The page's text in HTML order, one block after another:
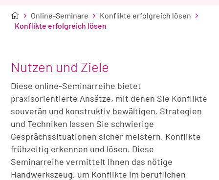
Online-Seminare
Konflikte erfolgreich lösen
Konflikte erfolgreich lösen
Nutzen und Ziele
Diese online-Seminarreihe bietet
praxisorientierte Ansätze, mit denen Sie Konflikte
souverän und konstruktiv bewältigen. Strategien
und Techniken lassen Sie schwierige
Gesprächssituationen sicher meistern, Konflikte
frühzeitig erkennen und lösen. Diese
Seminarreihe vermittelt Ihnen das nötige
Handwerkszeug, um Konflikte im beruflichen